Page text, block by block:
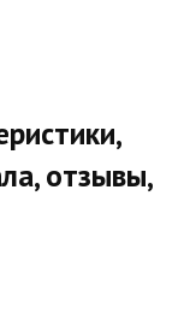
отзывы,